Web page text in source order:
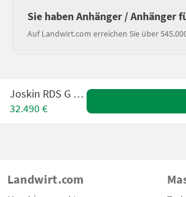
Sie haben Anhänger / Anhänger
Auf Landwirt.com erreichen Sie über
Joskin RDS G 6000
32.490 €
Landwirt.com